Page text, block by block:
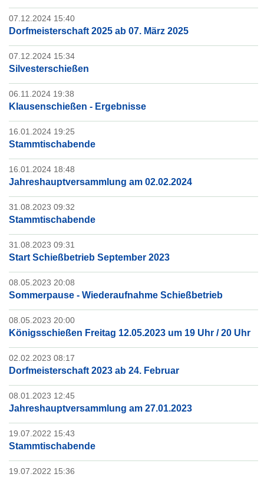
07.12.2024 15:40
Dorfmeisterschaft 2025 ab 07. März 2025
07.12.2024 15:34
Silvesterschießen
06.11.2024 19:38
Klausenschießen - Ergebnisse
16.01.2024 19:25
Stammtischabende
16.01.2024 18:48
Jahreshauptversammlung am 02.02.2024
31.08.2023 09:32
Stammtischabende
31.08.2023 09:31
Start Schießbetrieb September 2023
08.05.2023 20:08
Sommerpause - Wiederaufnahme Schießbetrieb
08.05.2023 20:00
Königsschießen Freitag 12.05.2023 um 19 Uhr / 20 Uhr
02.02.2023 08:17
Dorfmeisterschaft 2023 ab 24. Februar
08.01.2023 12:45
Jahreshauptversammlung am 27.01.2023
19.07.2022 15:43
Stammtischabende
19.07.2022 15:36